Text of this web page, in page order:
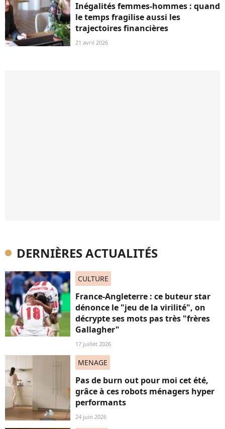
Inégalités femmes-hommes : quand
le temps fragilise aussi les
trajectoires financières
21 avril 2026
DERNIÈRES ACTUALITÉS
CULTURE
France-Angleterre : ce buteur star
dénonce le "jeu de la virilité", on
décrypte ses mots pas très "frères
Gallagher"
17 juillet 2026
MENAGE
Pas de burn out pour moi cet été,
grâce à ces robots ménagers hyper
performants
24 juin 2026